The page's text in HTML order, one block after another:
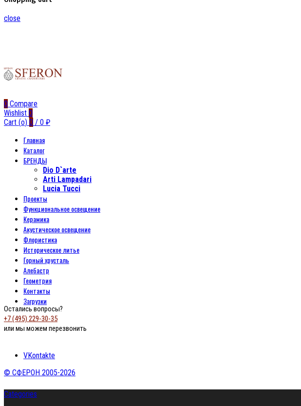
close
0 Compare
Wishlist 0
Cart (o) 0 / 0 ₽
Главная
Каталог
БРЕНДЫ
Dio D`arte
Arti Lampadari
Lucia Tucci
Проекты
Функциональное освещение
Керамика
Акустическое освещение
Флористика
Историческое литье
Горный хрусталь
Алебастр
Геометрия
Контакты
Загрузки
Остались вопросы?
+7 (495) 229-30-35
или мы можем перезвонить
VKontakte
© СФЕРОН 2005-2026
Categories